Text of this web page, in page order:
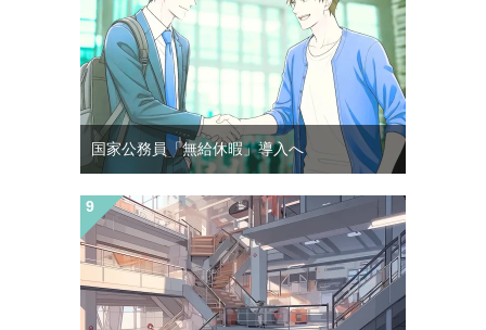
国家公務員「無給休暇」導入へ